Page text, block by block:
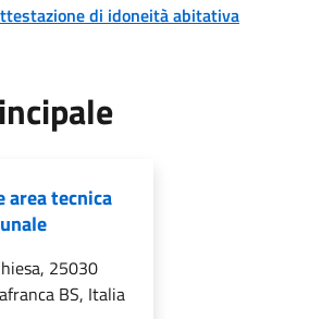
di idoneità abitativa
area tecnica
25030
BS, Italia